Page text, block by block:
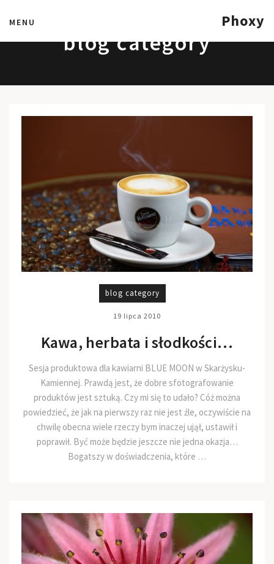
MENU Phoxy
blog category
blog category
19 lipca 2010
Kawa, herbata i słodkości…
Sesja produktowa dla kawiarni BLUE MOON w Skarżysku-
Kamiennej. Prawdą jest, że dobre sfotografowanie
produktów jest sztuką. Czy mi się to udało? Cóż można
powiedzieć, że jak na pierwszy raz nie jest źle, oczywiście na
chwilę obecna wiele rzeczy bym inaczej ujął, ustawił i
poprawił. Być może będzie jeszcze nie jedna okazja…
Bogatszy w doświadczenia, które …